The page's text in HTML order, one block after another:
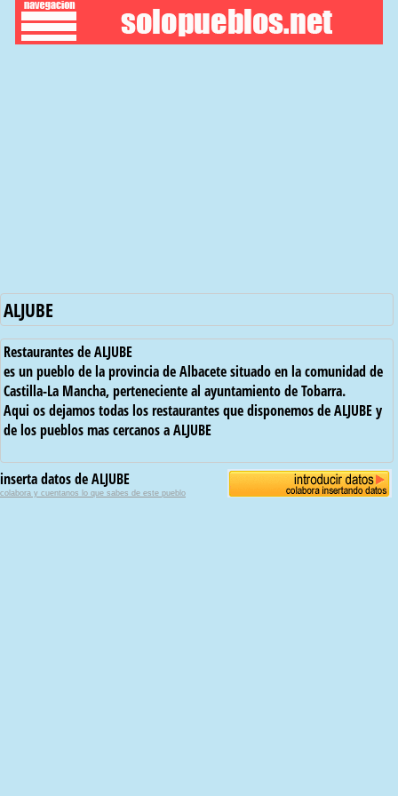
ALJUBE
Restaurantes de ALJUBE
es un pueblo de la provincia de Albacete situado en la comunidad de
Castilla-La Mancha, perteneciente al ayuntamiento de Tobarra.
Aqui os dejamos todas los restaurantes que disponemos de ALJUBE y
de los pueblos mas cercanos a ALJUBE
inserta datos de ALJUBE
colabora y cuentanos lo que sabes de este pueblo